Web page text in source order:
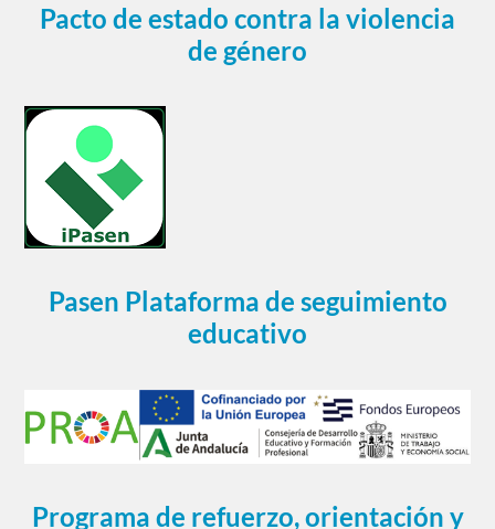
Pacto de estado contra la violencia
de género
Pasen Plataforma de seguimiento
educativo
Programa de refuerzo, orientación y